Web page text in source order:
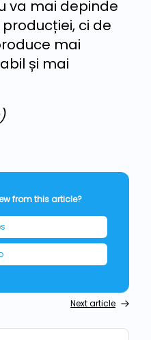
va mai depinde
ci de
mai
și mai
from this article?
Next article